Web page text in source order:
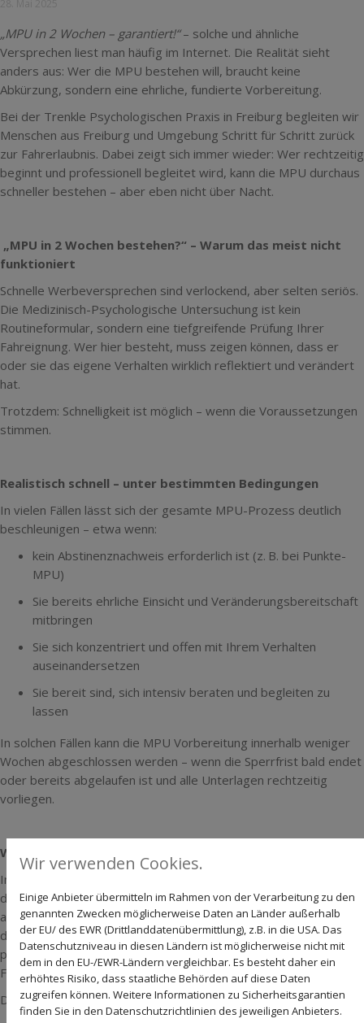
„MPU in 2 Wochen – garantiert!“– solche und ähnliche
Versprechen liest man häufig im Internet. Die Realität sieht
anders aus: Wer die MPU bestehen will, braucht keine
Abkürzung, sondern eine ehrliche, fundierte Vorbereitung.
Bei der Trenkle Psychologischen Praxis in Freiburg begleiten wir
Menschen aus Freiburg und Umgebung Schritt für Schritt zurück
zur Fahrerlaubnis. Dabei zeigt sich immer wieder: Wer rechtzeitig
beginnt und professionell begleitet wird, kann die MPU durchaus
schneller bestehen – aber eben nicht über Nacht.
„MPU in 2 Wochen bestehen?“ – Warum das meist nicht
funktioniert
Schnelle Werbeversprechen sind verlockend, aber selten seriös.
Die Medizinisch-Psychologische Untersuchung ist kein
Routineformular, sondern eine tiefgreifende Prüfung Ihrer
Fahreignung. Wer hier besteht, muss zeigen können, dass er
oder sie das eigene Verhalten wirklich reflektiert und verändert
hat.
Trotzdem: Schnelligkeit ist möglich – wenn die Voraussetzungen
stimmen.
Realistisch schnell – unter bestimmten Bedingungen
In vielen Fällen lässt sich der gesamte MPU-Prozess deutlich
beschleunigen – etwa wenn:
kein Abstinenznachweis erforderlich ist (z. B. bei Punkte-
MPU)
Sie bereits ehrliche Einsicht und Veränderungsbereitschaft
mitbringen
Sie sich konzentriert und offen mit Ihrem Verhalten
auseinandersetzen
Sie bereit sind, sich intensiv beraten und begleiten zu
lassen
In solchen Fällen kann die MPU Vorbereitung innerhalb weniger
Wochen abgeschlossen werden – wenn die Sperrfrist bald endet
oder bereits abgelaufen ist und alle Unterlagen rechtzeitig
vorliegen.
Wie lange dauert eine seriöse MPU Vorbereitung?
In unserer Praxis umfasst eine fundierte MPU Vorbereitung in
der Regel 8 bis 12 psychologische Sitzungen, individuell
abgestimmt auf Ihre Situation. Diese Gespräche dienen nicht nur
der inhaltlichen Vorbereitung auf die MPU, sondern vor allem der
persönlichen Auseinandersetzung mit dem eigenen
Fehlverhalten.
Die Dauer hängt von verschiedenen Faktoren ab:
Wir verwenden Cookies.
Einige Anbieter übermitteln im Rahmen von der Verarbeitung zu den
genannten Zwecken möglicherweise Daten an Länder außerhalb
der EU/ des EWR (Drittlanddatenübermittlung), z.B. in die USA. Das
Datenschutzniveau in diesen Ländern ist möglicherweise nicht mit
dem in den EU-/EWR-Ländern vergleichbar. Es besteht daher ein
erhöhtes Risiko, dass staatliche Behörden auf diese Daten
zugreifen können. Weitere Informationen zu Sicherheitsgarantien
finden Sie in den Datenschutzrichtlinien des jeweiligen Anbieters.